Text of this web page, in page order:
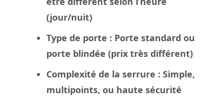
(jour/nuit)
Type de porte : Porte standard ou
porte blindée (prix très différent)
Complexité de la serrure : Simple,
multipoints, ou haute sécurité